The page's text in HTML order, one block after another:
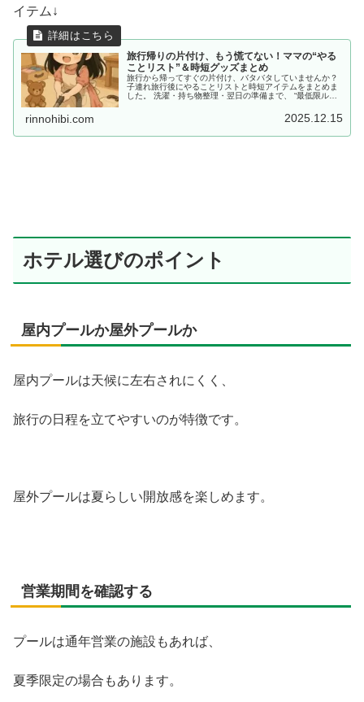
イテム↓
旅行帰りの片付け、もう慌てない！ママの“やる
ことリスト”＆時短グッズまとめ
旅行から帰ってすぐの片付け、バタバタしていませんか？
子連れ旅行後にやることリストと時短アイテムをまとめま
した。 洗濯・持ち物整理・翌日の準備まで、 “最低限ルー
rinnohibi.com 2025.12.15
ホテル選びのポイント
屋内プールか屋外プールか
屋内プールは天候に左右されにくく、
旅行の日程を立てやすいのが特徴です。
屋外プールは夏らしい開放感を楽しめます。
営業期間を確認する
プールは通年営業の施設もあれば、
夏季限定の場合もあります。